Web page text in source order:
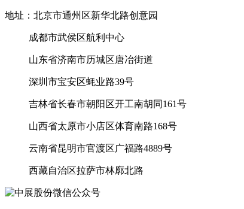
地址：北京市通州区新华北路创意园
成都市武侯区航利中心
山东省济南市历城区唐冶街道
深圳市宝安区蚝业路39号
吉林省长春市朝阳区开工南胡同161号
山西省太原市小店区体育南路168号
云南省昆明市官渡区广福路4889号
西藏自治区拉萨市林廓北路